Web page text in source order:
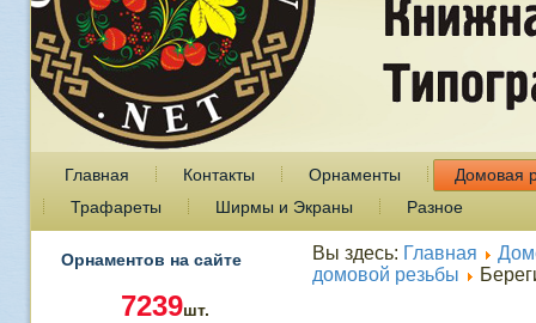
Главная Контакты Орнаменты
Домовая
Трафареты
Ширмы и Экраны Разное
Орнаментов на сайте
7239шт.
Вы здесь: Главная
домовой резьбы